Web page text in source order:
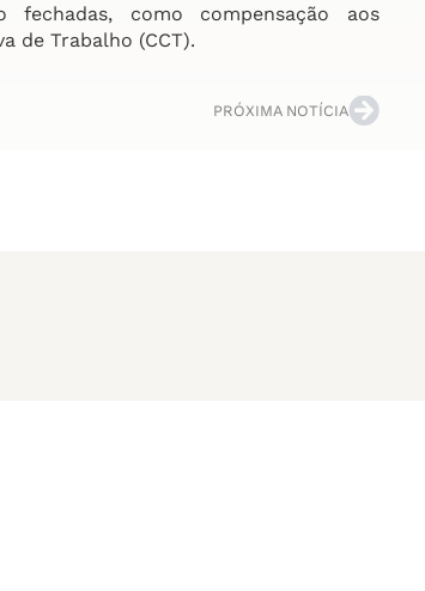
como compensação aos
de Trabalho (CCT).
PRÓXIMA NOTÍCIA